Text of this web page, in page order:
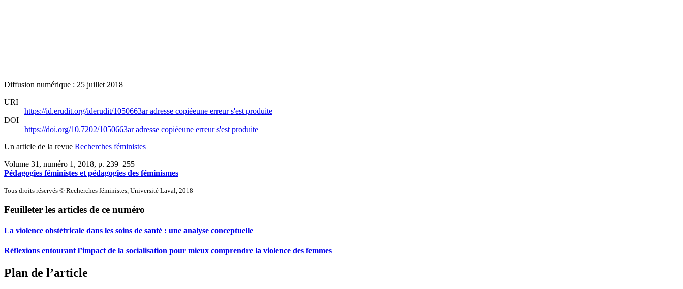
Diffusion numérique : 25 juillet 2018
URI
https://id.erudit.org/iderudit/1050663aradresse copiéeune erreur s'est produite
DOI
https://doi.org/10.7202/1050663aradresse copiéeune erreur s'est produite
Un article de la revue Recherches féministes
Volume 31, numéro 1, 2018, p. 239–255
Pédagogies féministes et pédagogies des féminismes
Tous droits réservés © Recherches féministes, Université Laval, 2018
Feuilleter les articles de ce numéro
La violence obstétricale dans les soins de santé : une analyse conceptuelle
Réflexions entourant l’impact de la socialisation pour mieux comprendre la violence des femmes
Plan de l’article